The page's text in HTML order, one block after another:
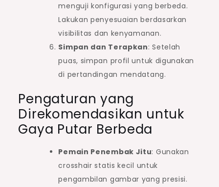
menguji konfigurasi yang berbeda.
Lakukan penyesuaian berdasarkan
visibilitas dan kenyamanan.
Simpan dan Terapkan: Setelah
puas, simpan profil untuk digunakan
di pertandingan mendatang.
Pengaturan yang
Direkomendasikan untuk
Gaya Putar Berbeda
Pemain Penembak Jitu: Gunakan
crosshair statis kecil untuk
pengambilan gambar yang presisi.